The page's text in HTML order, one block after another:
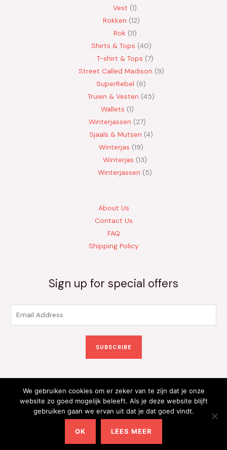
Vest 1
Rokken 12
Rok 11
Shirts & Tops 40
T-shirt & Tops 7
Street Called Madison 9
SuperRebel
6
Truien & Vesten 45
Wallets 1
Winterjassen
27
Sjaals & Mutsen 4
Winterjas 19
Winterjas 13
Winterjassen
5
About Us
Contact Us
FAQ
Shipping Policy
Sign up for special offers
m
SUBSCRIBE
Copyright © 2026 Kinderkleding Onlineshop | Powered by
Kinderkleding Onlineshop
We gebruiken cookies om er zeker van te zijn dat je onze
website zo goed mogelijk beleeft. Als je deze website blijft
gebruiken gaan we ervan uit dat je dat goed vindt.
OK LEES MEER